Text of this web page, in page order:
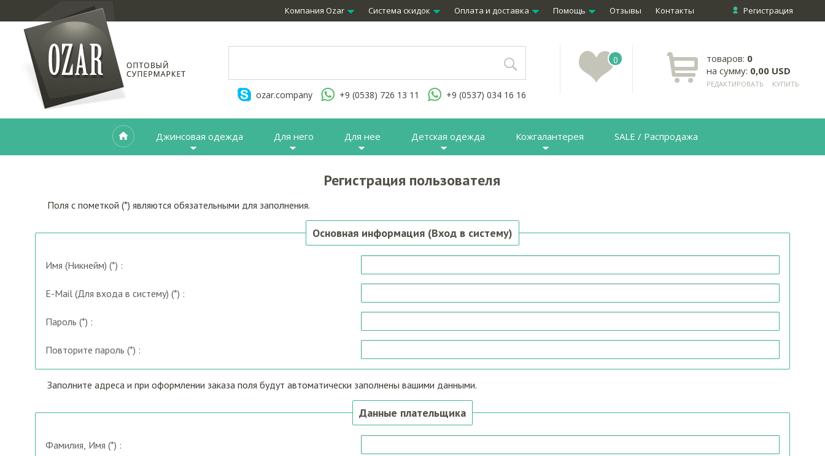
Регистрация
Компания Ozar Система скидок Оплата и доставка Помощь Отзывы Контакты
ozar.company +9 (0538) 726 13 11 +9 (0537) 034 16 16
0 товаров: 0
на сумму: 0,00 USD
РЕДАКТИРОВАТЬ КУПИТЬ
Джинсовая одежда Для него Для нее Детская одежда Кожгалантерея SALE / Распродажа
Регистрация пользователя
Поля с пометкой (*) являются обязательными для заполнения.
Основная информация (Вход в систему)
Имя(Никнейм) (*) :
E-Mail(Для входа в систему) (*) :
Пароль (*) :
Повторите пароль (*) :
Заполните адреса и при оформлении заказа поля будут автоматически заполнены вашими данными.
Данные плательщика
Фамилия, Имя (*) :